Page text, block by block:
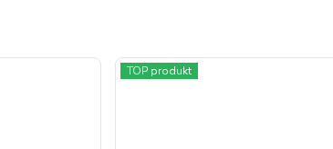
TOP produkt